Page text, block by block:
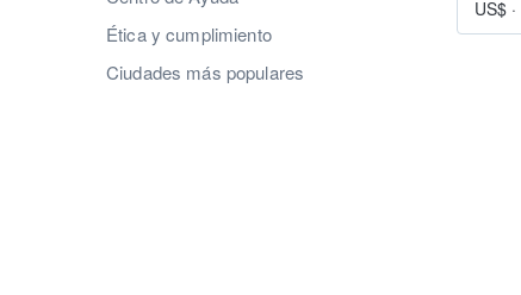
Ética y cumplimiento
Ciudades más populares
US$ ·